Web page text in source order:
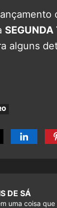
alguns
DE SÁ
uma coisa